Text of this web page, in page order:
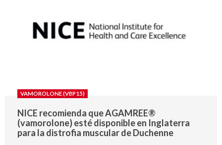
VAMOROLONE (VBP15)
NICE recomienda que AGAMREE®
(vamorolone) esté disponible en Inglaterra
para la distrofia muscular de Duchenne